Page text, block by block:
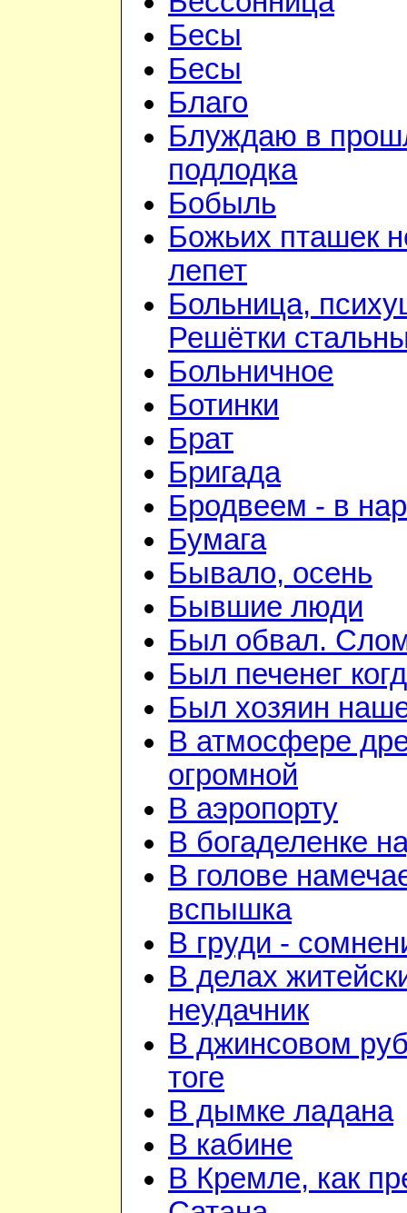
Бесы
Бесы
Благо
Блуждаю в
подлодка
Бобыль
Божьих пташек
лепет
Больница,
Решётки
Больничное
Ботинки
Брат
Бригада
Бродвеем - в
Бумага
Бывало, осень
Бывшие люди
Был обвал.
Был печенег
Был хозяин
В атмосфере
огромной
В аэропорту
В богаделенке
В голове
вспышка
В груди -
В делах
неудачник
В джинсовом
тоге
В дымке ладана
В кабине
В Кремле, как